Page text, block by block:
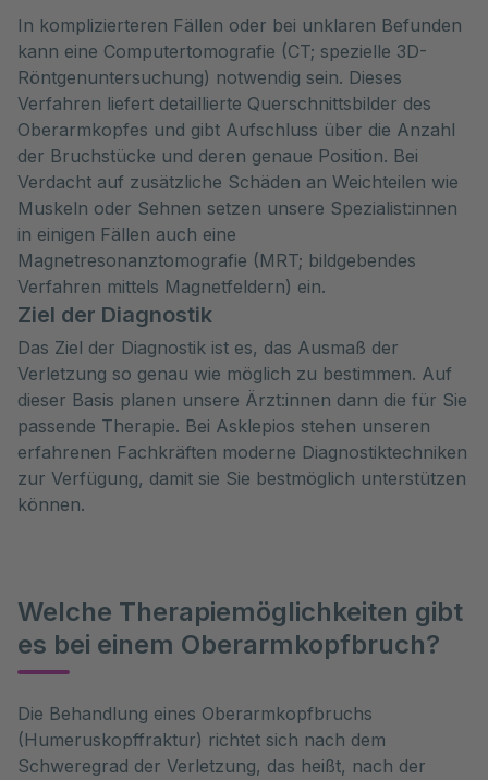
In komplizierteren Fällen oder bei unklaren Befunden
kann eine Computertomografie (CT; spezielle 3D-
Röntgenuntersuchung) notwendig sein. Dieses
Verfahren liefert detaillierte Querschnittsbilder des
Oberarmkopfes und gibt Aufschluss über die Anzahl
der Bruchstücke und deren genaue Position. Bei
Verdacht auf zusätzliche Schäden an Weichteilen wie
Muskeln oder Sehnen setzen unsere Spezialist:innen
in einigen Fällen auch eine
Magnetresonanztomografie (MRT; bildgebendes
Verfahren mittels Magnetfeldern) ein.
Ziel der Diagnostik
Das Ziel der Diagnostik ist es, das Ausmaß der
Verletzung so genau wie möglich zu bestimmen. Auf
dieser Basis planen unsere Ärzt:innen dann die für Sie
passende Therapie. Bei Asklepios stehen unseren
erfahrenen Fachkräften moderne Diagnostiktechniken
zur Verfügung, damit sie Sie bestmöglich unterstützen
können.
Welche Therapiemöglichkeiten gibt
es bei einem Oberarmkopfbruch?
Die Behandlung eines Oberarmkopfbruchs
(Humeruskopffraktur) richtet sich nach dem
Schweregrad der Verletzung, das heißt, nach der